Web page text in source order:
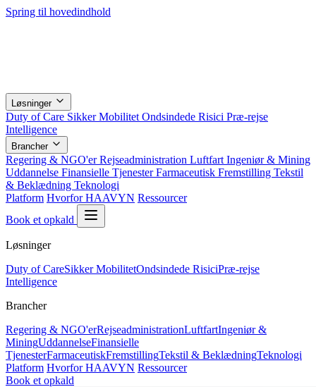
Spring til hovedindhold
Løsninger
Duty of Care Sikker Mobilitet Ondsindede Risici Præ-rejse
Intelligence
Brancher
Regering & NGO'erRejseadministration Luftfart Ingeniør & Mining
Uddannelse Finansielle TjenesterFarmaceutisk Fremstilling Tekstil
& Beklædning Teknologi
Platform Hvorfor HAAVYN Ressourcer
Book et opkald
Løsninger
Duty of CareSikker MobilitetOndsindede RisiciPræ-rejse
Intelligence
Brancher
Regering & NGO'erRejseadministrationLuftfartIngeniør &
MiningUddannelseFinansielle
TjenesterFarmaceutiskFremstillingTekstil & BeklædningTeknologi
Platform Hvorfor HAAVYN Ressourcer
Book et opkald